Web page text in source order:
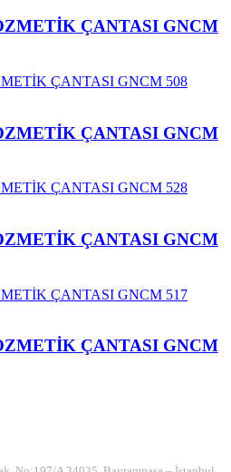
ÇANTASI GNCM
ÇANTASI GNCM
ÇANTASI GNCM
ÇANTASI GNCM